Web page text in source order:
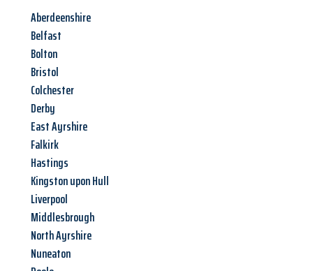
Aberdeenshire
Belfast
Bolton
Bristol
Colchester
Derby
East Ayrshire
Falkirk
Hastings
Kingston upon Hull
Liverpool
Middlesbrough
North Ayrshire
Nuneaton